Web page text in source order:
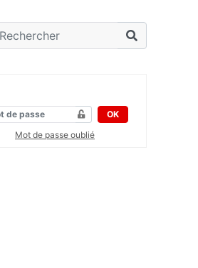
OK
Mot de passe oublié